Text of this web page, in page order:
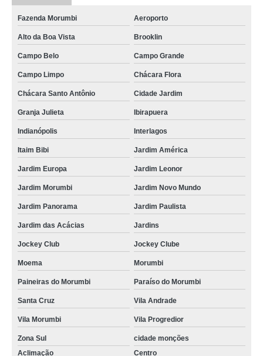
Fazenda Morumbi Aeroporto
Alto da Boa Vista Brooklin
Campo Belo Campo Grande
Campo Limpo Chácara Flora
Chácara Santo Antônio Cidade Jardim
Granja Julieta Ibirapuera
Indianópolis Interlagos
Itaim Bibi Jardim América
Jardim Europa Jardim Leonor
Jardim Morumbi Jardim Novo Mundo
Jardim Panorama Jardim Paulista
Jardim das Acácias Jardins
Jockey Club Jockey Clube
Moema Morumbi
Paineiras do Morumbi Paraíso do Morumbi
Santa Cruz Vila Andrade
Vila Morumbi Vila Progredior
Zona Sul
cidade monções
Aclimação
Centro